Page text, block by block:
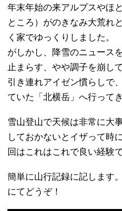
年末年始の来アルプスやほ
ところ）がのきなみ大荒れ
く家でゆっくりしました。
がしかし、降雪のニュース
止まらす、やや調子を崩し
引き連れアイゼン慣らしで
ていた「北横岳」へ行って
雪山登山で天候は非常に大
しておかないとイザって時
回はこれはこれで良い経験で
簡単に山行記録に記します
にてどうぞ！